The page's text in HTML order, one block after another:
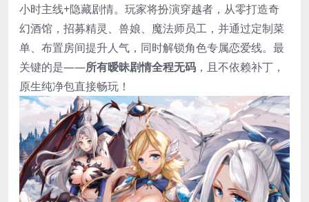
小时主线+隐藏剧情。玩家将扮演穿越者，从零打造奇
幻酒馆，招募精灵、兽娘、魔法师员工，并通过定制菜
单、布置房间提升人气，同时解锁角色专属恋爱线。最
关键的是——​​所有暧昧剧情全程无码​ ​，且不依赖补丁，
原生纯净包直接畅玩！